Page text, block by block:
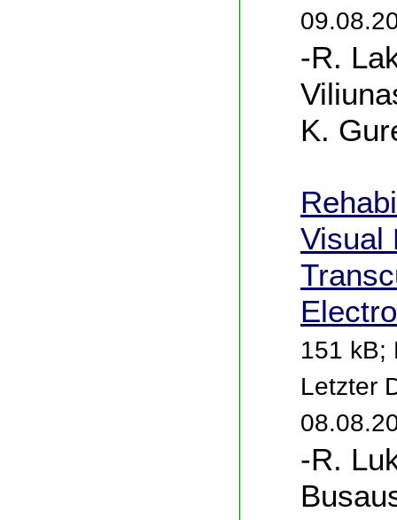
-R.
K.
Visual
151 kB;
Letzter
-R.